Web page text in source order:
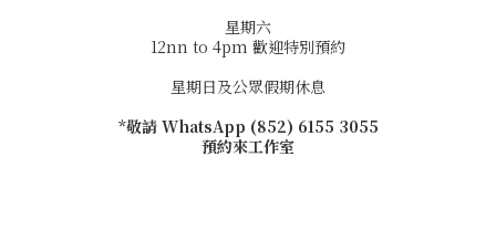
星期六
12nn to 4pm 歡迎特別預約
星期日及公眾假期休息
*敬請 WhatsApp (852) 6155 3055
預約來工作室